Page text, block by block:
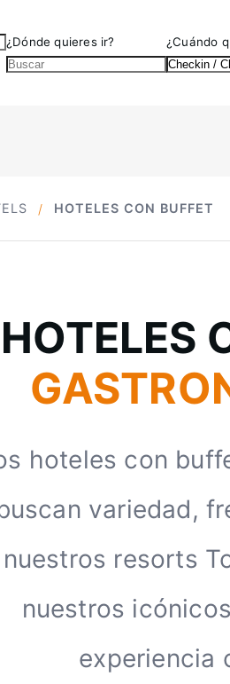
¿Dónde quieres ir? ¿Cuándo
HOTELES CON BUFFET
HOTELES
hoteles con
variedad,
nuestros resorts
nuestros
experiencia